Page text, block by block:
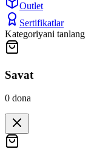
Outlet
Sertifikatlar
Kategoriyani tanlang
Savat
0 dona